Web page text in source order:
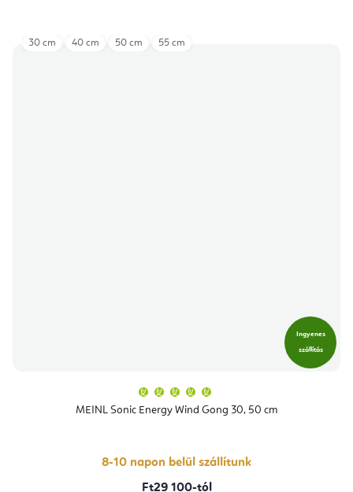
Ingyenes
szállítás
MEINL Sonic Energy Wind Gong 30, 50 cm
átlagos
értékelése
csillag.
8-10 napon belül szállítunk
Ft29 100-tól
30 cm 40 cm 50 cm 55 cm